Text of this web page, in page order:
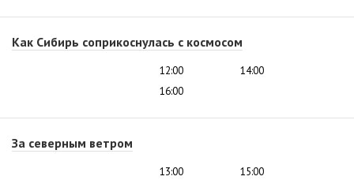
Как Сибирь соприкоснулась с космосом
12:00
14:00
16:00
За северным ветром
13:00 15:00